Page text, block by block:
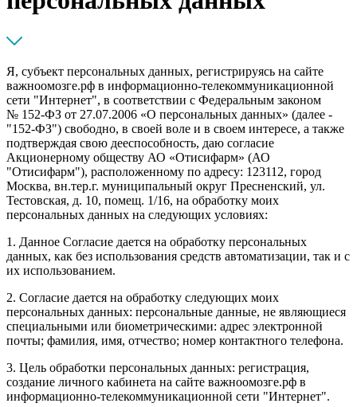
Я, субъект персональных данных, регистрируясь на сайте
важноомозге.рф в информационно-телекоммуникационной
сети "Интернет", в соответствии с Федеральным законом
№ 152-ФЗ от 27.07.2006 «О персональных данных» (далее -
"152-ФЗ") свободно, в своей воле и в своем интересе, а также
подтверждая свою дееспособность, даю согласие
Акционерному обществу АО «Отисифарм» (АО
"Отисифарм"), расположенному по адресу: 123112, город
Москва, вн.тер.г. муниципальный округ Пресненский, ул.
Тестовская, д. 10, помещ. 1/16, на обработку моих
персональных данных на следующих условиях:
1. Данное Согласие дается на обработку персональных
данных, как без использования средств автоматизации, так и с
их использованием.
2. Согласие дается на обработку следующих моих
персональных данных: персональные данные, не являющиеся
специальными или биометрическими: адрес электронной
почты; фамилия, имя, отчество; номер контактного телефона.
3. Цель обработки персональных данных: регистрация,
создание личного кабинета на сайте важноомозге.рф в
информационно-телекоммуникационной сети "Интернет".